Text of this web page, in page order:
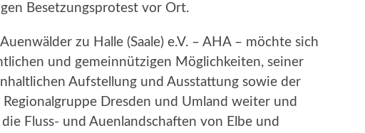
Besetzungsprotest vor Ort.
zu Halle (Saale) e.V. – AHA – möchte sich
und gemeinnützigen Möglichkeiten, seiner
Aufstellung und Ausstattung sowie der
Dresden und Umland weiter und
Fluss- und Auenlandschaften von Elbe und